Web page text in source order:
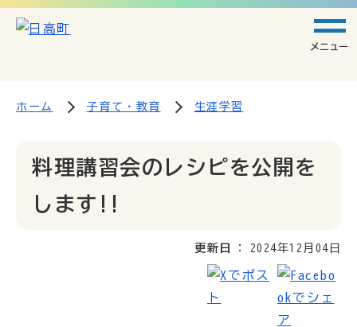
メニュー
ホーム 子育て・教育 生涯学習
料理講習会のレシピを公開を
します!!
更新日 2024年12月04日